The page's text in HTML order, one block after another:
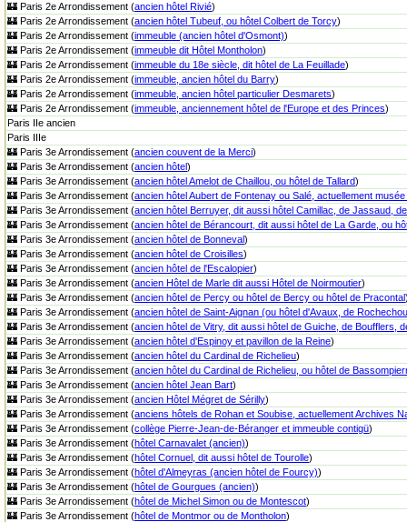
🏰 Paris 2e Arrondissement (ancien hôtel Rivié)
🏰 Paris 2e Arrondissement (ancien hôtel Tubeuf, ou hôtel Colbert de Torcy)
🏰 Paris 2e Arrondissement (immeuble (ancien hôtel d'Osmont))
🏰 Paris 2e Arrondissement (immeuble dit Hôtel Montholon)
🏰 Paris 2e Arrondissement (immeuble du 18e siècle, dit hôtel de La Feuillade)
🏰 Paris 2e Arrondissement (immeuble, ancien hôtel du Barry)
🏰 Paris 2e Arrondissement (immeuble, ancien hôtel particulier Desmarets)
🏰 Paris 2e Arrondissement (immeuble, anciennement hôtel de l'Europe et des Princes)
Paris IIe ancien
Paris IIIe
🏰 Paris 3e Arrondissement (ancien couvent de la Merci)
🏰 Paris 3e Arrondissement (ancien hôtel)
🏰 Paris 3e Arrondissement (ancien hôtel Amelot de Chaillou, ou hôtel de Tallard)
🏰 Paris 3e Arrondissement (ancien hôtel Aubert de Fontenay ou Salé, actuellement
🏰 Paris 3e Arrondissement (ancien hôtel Berruyer, dit aussi hôtel Camillac, de Jassaud,
🏰 Paris 3e Arrondissement (ancien hôtel de Bérancourt, dit aussi hôtel de La Garde, ou
🏰 Paris 3e Arrondissement (ancien hôtel de Bonneval)
🏰 Paris 3e Arrondissement (ancien hôtel de Croisilles)
🏰 Paris 3e Arrondissement (ancien hôtel de l'Escalopier)
🏰 Paris 3e Arrondissement (ancien Hôtel de Marle dit aussi Hôtel de Noirmoutier)
🏰 Paris 3e Arrondissement (ancien hôtel de Percy ou hôtel de Bercy ou hôtel de Pracontal
🏰 Paris 3e Arrondissement (ancien hôtel de Saint-Aignan (ou hôtel d'Avaux, de
🏰 Paris 3e Arrondissement (ancien hôtel de Vitry, dit aussi hôtel de Guiche, de Boufflers,
🏰 Paris 3e Arrondissement (ancien hôtel d'Espinoy et pavillon de la Reine)
🏰 Paris 3e Arrondissement (ancien hôtel du Cardinal de Richelieu)
🏰 Paris 3e Arrondissement (ancien hôtel du Cardinal de Richelieu, ou hôtel de
🏰 Paris 3e Arrondissement (ancien hôtel Jean Bart)
🏰 Paris 3e Arrondissement (ancien Hôtel Mégret de Sérilly)
🏰 Paris 3e Arrondissement (anciens hôtels de Rohan et Soubise, actuellement Archives
🏰 Paris 3e Arrondissement (collège Pierre-Jean-de-Béranger et immeuble contigü)
🏰 Paris 3e Arrondissement (hôtel Carnavalet (ancien))
🏰 Paris 3e Arrondissement (hôtel Cornuel, dit aussi hôtel de Tourolle)
🏰 Paris 3e Arrondissement (hôtel d'Almeyras (ancien hôtel de Fourcy))
🏰 Paris 3e Arrondissement (hôtel de Gourgues (ancien))
🏰 Paris 3e Arrondissement (hôtel de Michel Simon ou de Montescot)
🏰 Paris 3e Arrondissement (hôtel de Montmor ou de Montholon)